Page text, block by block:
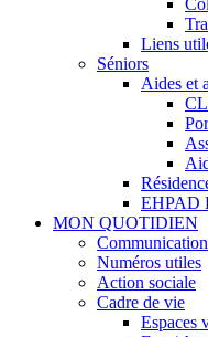
Liens
Séniors
Aides et
EHPAD
MON QUOTIDIEN
Communication
Numéros utiles
Action sociale
Cadre de vie
Espaces